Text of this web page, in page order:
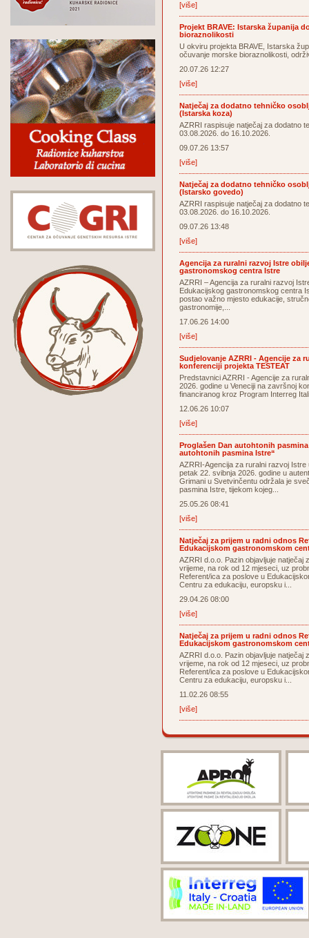
[više]
Projekt BRAVE: Istarska županija
bioraznolikosti
U okviru projekta BRAVE, Istarska
očuvanje morske bioraznolikosti,
20.07.26 12:27
[više]
Natječaj za dodatno tehničko
(Istarska koza)
AZRRI raspisuje natječaj za dodatno
03.08.2026. do 16.10.2026.
09.07.26 13:57
[više]
Natječaj za dodatno tehničko
(Istarsko govedo)
AZRRI raspisuje natječaj za dodatno
03.08.2026. do 16.10.2026.
09.07.26 13:48
[više]
Agencija za ruralni razvoj Istre
gastronomskog centra Istre
AZRRI – Agencija za ruralni razvoj
Edukacijskog gastronomskog centra
postao važno mjesto edukacije,
gastronomije,...
17.06.26 14:00
[više]
Sudjelovanje AZRRI - Agencije za
konferenciji projekta TESTEAT
Predstavnici AZRRI - Agencije za
2026. godine u Veneciji na završnoj
financiranog kroz Program Interreg
12.06.26 10:07
[više]
Proglašen Dan autohtonih
autohtonih pasmina Istre“
AZRRI-Agencija za ruralni razvoj
petak 22. svibnja 2026. godine u
Grimani u Svetvinčentu održala je
pasmina Istre, tijekom kojeg...
25.05.26 08:41
[više]
Natječaj za prijem u radni odnos
Edukacijskom gastronomskom
AZRRI d.o.o. Pazin objavljuje natječaj
vrijeme, na rok od 12 mjeseci, uz
Referent/ica za poslove u
Centru za edukaciju, europsku i...
29.04.26 08:00
[više]
Natječaj za prijem u radni odnos
Edukacijskom gastronomskom
AZRRI d.o.o. Pazin objavljuje natječaj
vrijeme, na rok od 12 mjeseci, uz
Referent/ica za poslove u
Centru za edukaciju, europsku i...
11.02.26 08:55
[više]